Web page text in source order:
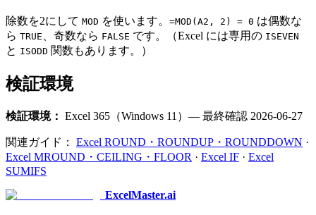
除数を2にして MOD を使います。 =MOD(A2, 2) = 0 は偶数な
ら TRUE 、奇数なら FALSE です。（Excel には専用の ISEVEN
と ISODD 関数もあります。）
検証環境
検証環境： Excel 365（Windows 11）— 最終確認 2026-06-27
関連ガイド： Excel ROUND・ROUNDUP・ROUNDDOWN ·
Excel MROUND・CEILING・FLOOR · Excel IF · Excel
SUMIFS
ExcelMaster.ai